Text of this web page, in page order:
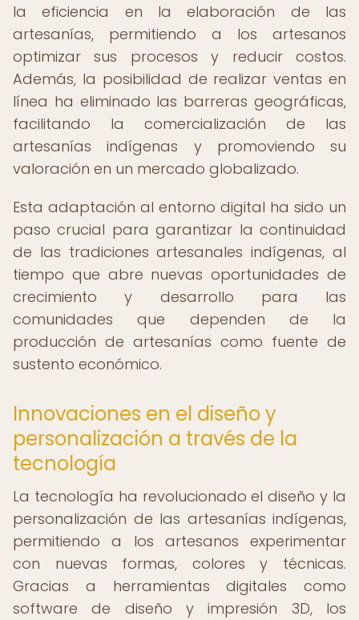
la eficiencia en la elaboración de las
artesanías, permitiendo a los artesanos
optimizar sus procesos y reducir costos.
Además, la posibilidad de realizar ventas en
línea ha eliminado las barreras geográficas,
facilitando la comercialización de las
artesanías indígenas y promoviendo su
valoración en un mercado globalizado.
Esta adaptación al entorno digital ha sido un
paso crucial para garantizar la continuidad
de las tradiciones artesanales indígenas, al
tiempo que abre nuevas oportunidades de
crecimiento y desarrollo para las
comunidades que dependen de la
producción de artesanías como fuente de
sustento económico.
Innovaciones en el diseño y
personalización a través de la
tecnología
La tecnología ha revolucionado el diseño y la
personalización de las artesanías indígenas,
permitiendo a los artesanos experimentar
con nuevas formas, colores y técnicas.
Gracias a herramientas digitales como
software de diseño y impresión 3D, los